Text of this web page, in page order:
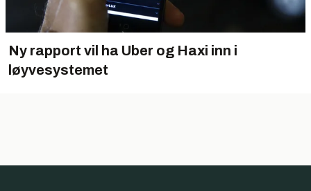
Ny rapport vil ha Uber og Haxi inn i
løyvesystemet